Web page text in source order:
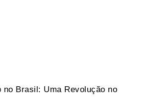
no Brasil: Uma Revolução no